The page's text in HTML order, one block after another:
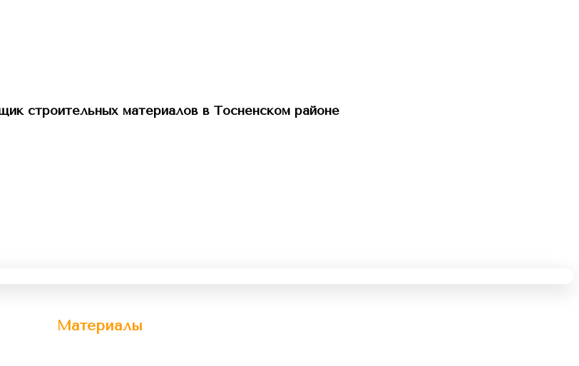
строительных материалов в Тосненском районе
Материалы